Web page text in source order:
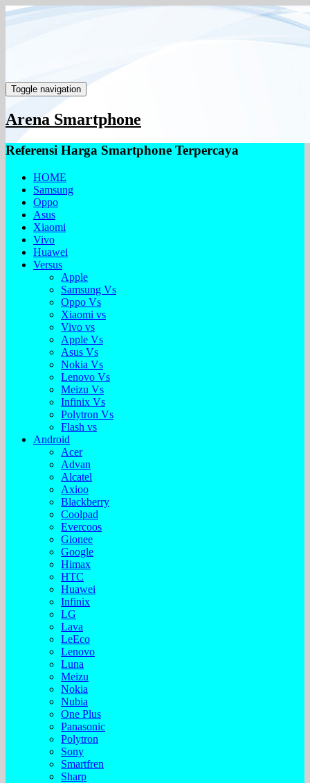
Toggle navigation
Arena Smartphone
Referensi Harga Smartphone Terpercaya
HOME
Samsung
Oppo
Asus
Xiaomi
Vivo
Huawei
Versus
Apple
Samsung Vs
Oppo Vs
Xiaomi vs
Vivo vs
Apple Vs
Asus Vs
Nokia Vs
Lenovo Vs
Meizu Vs
Infinix Vs
Polytron Vs
Flash vs
Android
Acer
Advan
Alcatel
Axioo
Blackberry
Coolpad
Evercoos
Gionee
Google
Himax
HTC
Huawei
Infinix
LG
Lava
LeEco
Lenovo
Luna
Meizu
Nokia
Nubia
One Plus
Panasonic
Polytron
Sony
Smartfren
Sharp